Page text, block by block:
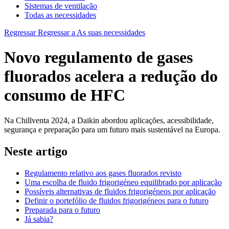
Sistemas de ventilação
Todas as necessidades
Regressar Regressar a As suas necessidades
Novo regulamento de gases
fluorados acelera a redução do
consumo de HFC
Na Chillventa 2024, a Daikin abordou aplicações, acessibilidade,
segurança e preparação para um futuro mais sustentável na Europa.
Neste artigo
Regulamento relativo aos gases fluorados revisto
Uma escolha de fluido frigorigéneo equilibrado por aplicação
Possíveis alternativas de fluidos frigorigéneos por aplicação
Definir o portefólio de fluidos frigorigéneos para o futuro
Preparada para o futuro
Já sabia?